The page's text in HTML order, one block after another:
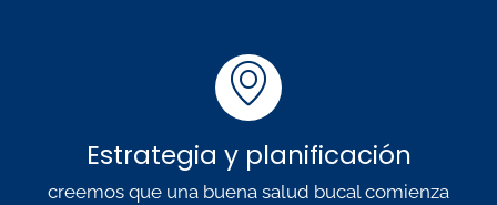
Estrategia y planificación
creemos que una buena salud bucal comienza